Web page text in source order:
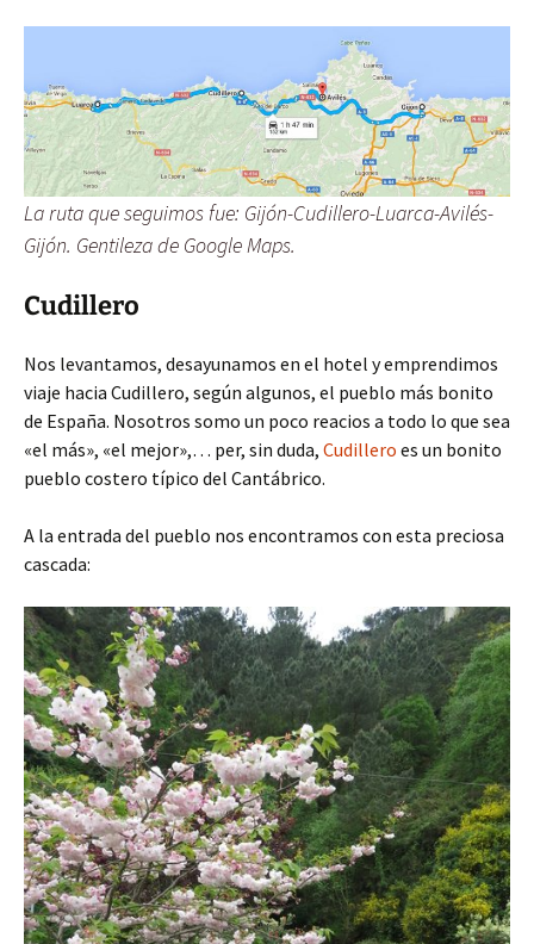
La ruta que seguimos fue: Gijón-Cudillero-Luarca-Avilés-
Gijón. Gentileza de Google Maps.
Cudillero
Nos levantamos, desayunamos en el hotel y emprendimos
viaje hacia Cudillero, según algunos, el pueblo más bonito
de España. Nosotros somo un poco reacios a todo lo que sea
«el más», «el mejor»,… per, sin duda, Cudillero es un bonito
pueblo costero típico del Cantábrico.
A la entrada del pueblo nos encontramos con esta preciosa
cascada: